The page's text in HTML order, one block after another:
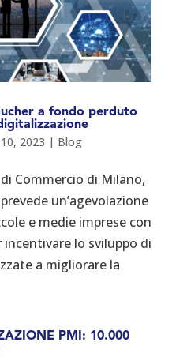
a fondo perduto
2023 | Blog
Commercio di Milano,
un’agevolazione
e medie imprese con
lo sviluppo di
a migliorare la
PMI: 10.000